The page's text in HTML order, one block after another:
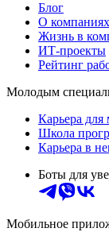
Блог
О
Жизнь в
ИТ-проекты
Рейтинг
Молодым
Карьера для
Школа
Карьера в
Боты для
Мобильное